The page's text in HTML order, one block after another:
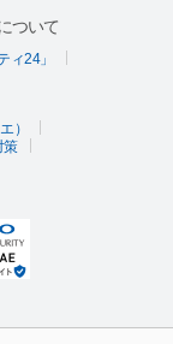
ついて
ィ24」
）
策